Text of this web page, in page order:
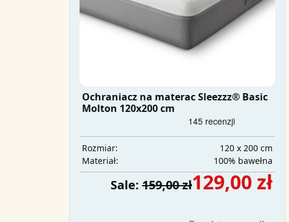
Ochraniacz na materac Sleezzz® Basic
Molton 120x200 cm
Rozmiar:
120 x 200 cm
Materiał:
100% bawełna
Sale: 159,00 zł129,00 zł